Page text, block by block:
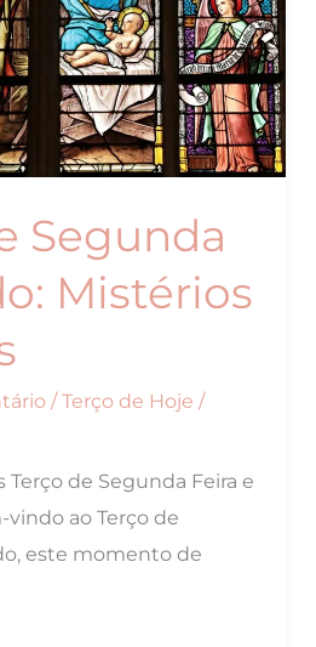
Segunda
Mistérios
/Terço de Hoje /
Terço de Segunda Feira e
vindo ao Terço de
este momento de